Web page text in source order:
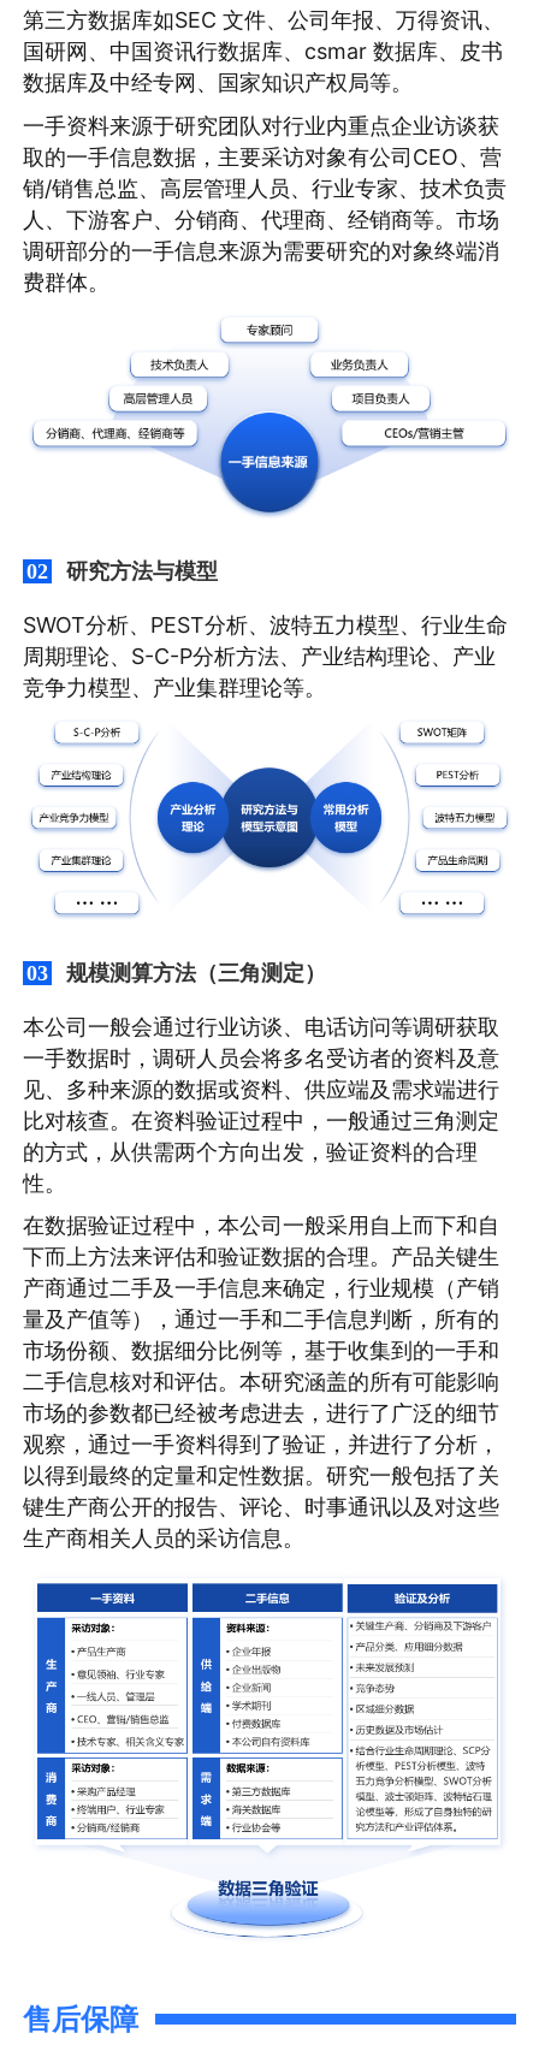
第三方数据库如SEC 文件、公司年报、万得资讯、
国研网、中国资讯行数据库、csmar 数据库、皮书
数据库及中经专网、国家知识产权局等。
一手资料来源于研究团队对行业内重点企业访谈获
取的一手信息数据，主要采访对象有公司CEO、营
销/销售总监、高层管理人员、行业专家、技术负责
人、下游客户、分销商、代理商、经销商等。市场
调研部分的一手信息来源为需要研究的对象终端消
费群体。
02 研究方法与模型
SWOT分析、PEST分析、波特五力模型、行业生命
周期理论、S-C-P分析方法、产业结构理论、产业
竞争力模型、产业集群理论等。
03 规模测算方法（三角测定）
本公司一般会通过行业访谈、电话访问等调研获取
一手数据时，调研人员会将多名受访者的资料及意
见、多种来源的数据或资料、供应端及需求端进行
比对核查。在资料验证过程中，一般通过三角测定
的方式，从供需两个方向出发，验证资料的合理
性。
在数据验证过程中，本公司一般采用自上而下和自
下而上方法来评估和验证数据的合理。产品关键生
产商通过二手及一手信息来确定，行业规模（产销
量及产值等），通过一手和二手信息判断，所有的
市场份额、数据细分比例等，基于收集到的一手和
二手信息核对和评估。本研究涵盖的所有可能影响
市场的参数都已经被考虑进去，进行了广泛的细节
观察，通过一手资料得到了验证，并进行了分析，
以得到最终的定量和定性数据。研究一般包括了关
键生产商公开的报告、评论、时事通讯以及对这些
生产商相关人员的采访信息。
售后保障